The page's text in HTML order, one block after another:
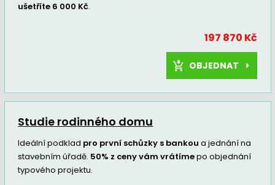
ušetříte 6 000 Kč.
197 870 Kč
OBJEDNAT
Studie rodinného domu
Ideální podklad pro první schůzky s bankou a jednání na
stavebním úřadě. 50% z ceny vám vrátímepo objednání
typového projektu.